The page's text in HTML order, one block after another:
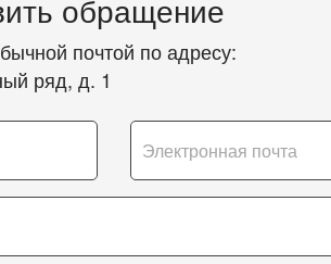
обращение
почтой по адресу:
ряд, д. 1